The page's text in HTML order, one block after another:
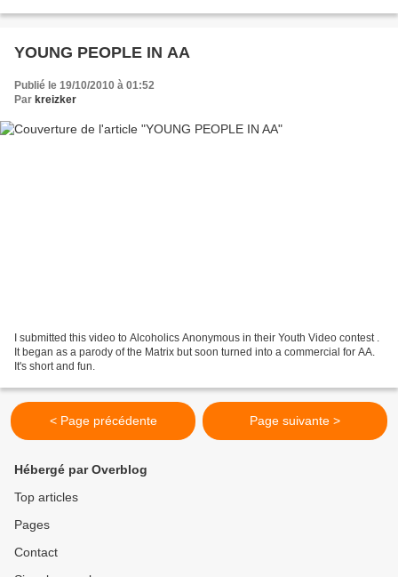
YOUNG PEOPLE IN AA
Publié le 19/10/2010 à 01:52
Par kreizker
I submitted this video to Alcoholics Anonymous in their Youth Video contest .
It began as a parody of the Matrix but soon turned into a commercial for AA.
It's short and fun.
< Page précédente Page suivante >
Hébergé par Overblog
Top articles
Pages
Contact